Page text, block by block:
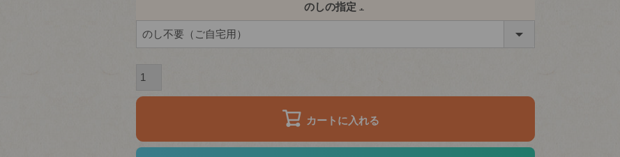
のしの指定
カートに入れる